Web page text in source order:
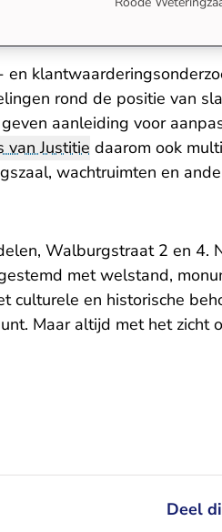
rond de positie van
aanleiding voor
van Justitie daarom ook
wachtruimten en
Walburgstraat 2 en 4.
met welstand,
culturele en historische
Maar altijd met het zicht
Deel